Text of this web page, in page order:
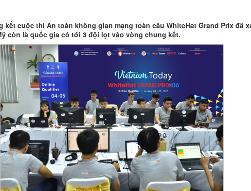
kết cuộc thi An toàn không gian mạng toàn cầu WhiteHat Grand Prix đã
còn là quốc gia có tới 3 đội lọt vào vòng chung kết.